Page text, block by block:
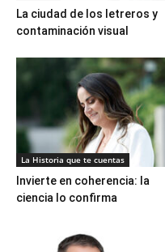
La ciudad de los letreros y
contaminación visual
La Historia que te cuentas
Invierte en coherencia: la
ciencia lo confirma